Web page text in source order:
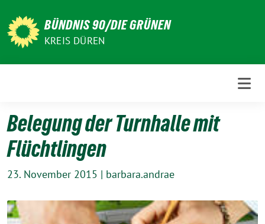
zum
Inhalt
BÜNDNIS 90/DIE GRÜNEN
KREIS DÜREN
Belegung der Turnhalle mit
Flüchtlingen
23. November 2015 | barbara.andrae